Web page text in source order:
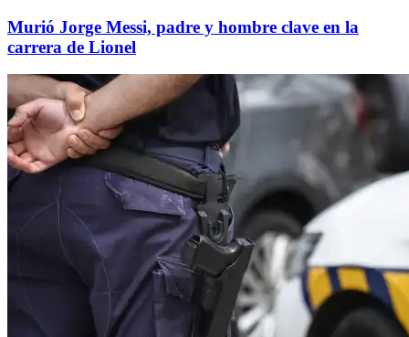
Murió Jorge Messi, padre y hombre clave en la
carrera de Lionel